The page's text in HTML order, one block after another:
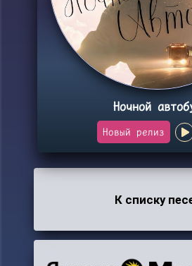
Ночной
Новый релиз
К списку